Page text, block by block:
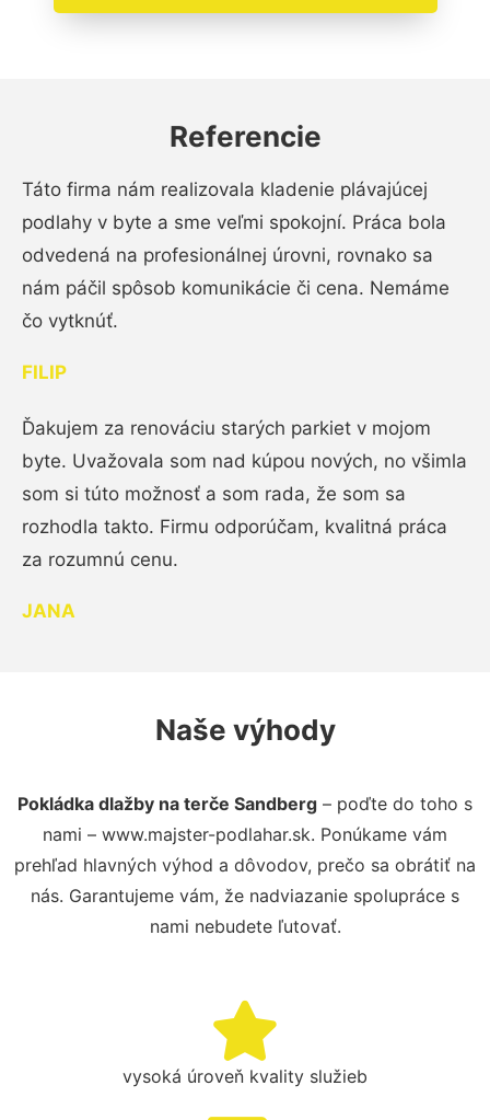
Referencie
Táto firma nám realizovala kladenie plávajúcej
podlahy v byte a sme veľmi spokojní. Práca bola
odvedená na profesionálnej úrovni, rovnako sa
nám páčil spôsob komunikácie či cena. Nemáme
čo vytknúť.
FILIP
Ďakujem za renováciu starých parkiet v mojom
byte. Uvažovala som nad kúpou nových, no všimla
som si túto možnosť a som rada, že som sa
rozhodla takto. Firmu odporúčam, kvalitná práca
za rozumnú cenu.
JANA
Naše výhody
Pokládka dlažby na terče Sandberg – poďte do toho s
nami – www.majster-podlahar.sk. Ponúkame vám
prehľad hlavných výhod a dôvodov, prečo sa obrátiť na
nás. Garantujeme vám, že nadviazanie spolupráce s
nami nebudete ľutovať.
vysoká úroveň kvality služieb